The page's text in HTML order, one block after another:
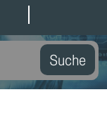
Suche